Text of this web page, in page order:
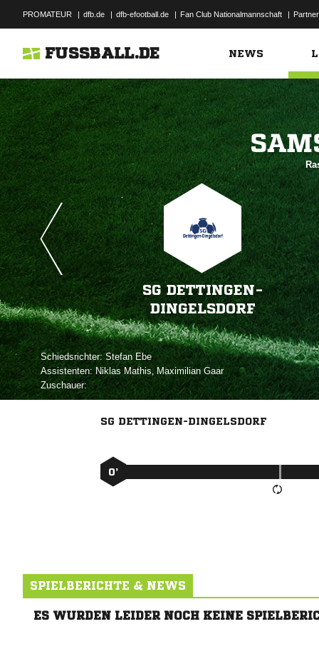
PROMATEUR | dfb.de | dfb-efootball.de | Fan Club Nationalmannschaft | Partner
FUSSBALL.DE NEWS
SG DETTINGEN-
DINGELSDORF
Schiedsrichter: 
Assistenten: ,  
Zuschauer:
SG DETTINGEN-DINGELSDORF
0’
SPIELBERICHTE & NEWS
ES WURDEN LEIDER NOCH KEINE